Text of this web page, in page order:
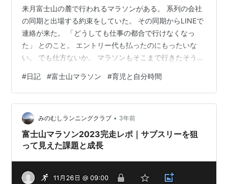
来月富士山の麓で行われるマラソンがある。 系列の会社
の同期と出場する約束をしていた。 その同期からLINEで
連絡が来た。 「どうしても仕事の都合で行けなくなっ
た」 とのこと。 エントリー代も払ったのにもったいな
い。 でも仕方ないか。 マラソンもそこまで行きたそうに
マラソンエントリーはそもそも僕の上司が、ヘルプで来
てくれている僕の同期を誘ったことが始まりだった。 そ
のあと、ついでに僕も誘われた形だ。 さらについでに株
に強い先輩も誘われていた。 富士山マラソン。 エントリ
ーしていたのは17kmのコース。 初参加。 ここ最近は全
くといっていいほど走…
#日記 #富士山マラソン #育児と自分時間
みのむしランニングクラブ • 3年前
富士山マラソン2023完走レポ｜サブスリーを狙
って見えた課題と成長